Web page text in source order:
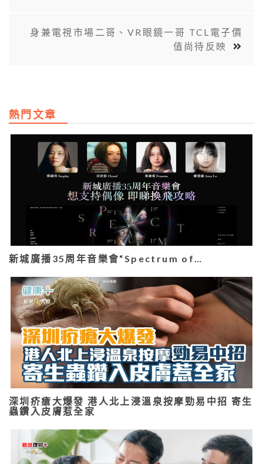
身兼電視市場二哥、VR眼鏡一哥 TCL電子價
值尚待反映
熱門文章
新城廣播35周年音樂會“Spectrum of…
深圳疥瘡大爆發 港人北上浸溫泉按摩勁易中招 寄生
蟲鑽入皮膚惹全家